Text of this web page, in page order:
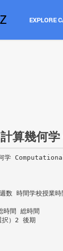
EXPLORE
計算幾
何学
数 時間学校授業時
間 総時間
択）2 後期